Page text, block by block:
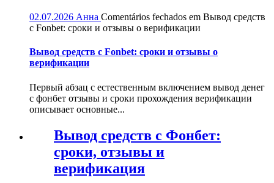
02.07.2026 Анна Comentários fechados em Вывод средств
с Fonbet: сроки и отзывы о верификации
Вывод средств с Fonbet: сроки и отзывы о
верификации
Первый абзац с естественным включением вывод денег
с фонбет отзывы и сроки прохождения верификации
описывает основные...
Вывод средств с Фонбет:
сроки, отзывы и
верификация